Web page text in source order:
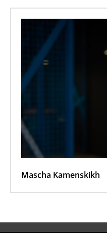
Mascha Kamenskikh